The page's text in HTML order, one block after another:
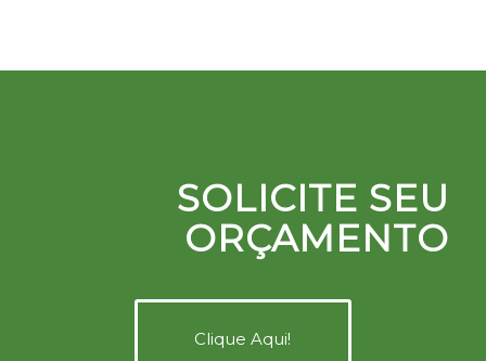
SOLICITE SEU
ORÇAMENTO
Clique Aqui!